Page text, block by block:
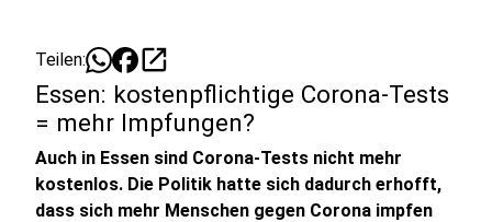
Teilen: open_in_new
Essen: kostenpflichtige Corona-Tests
= mehr Impfungen?
Auch in Essen sind Corona-Tests nicht mehr
kostenlos. Die Politik hatte sich dadurch erhofft,
dass sich mehr Menschen gegen Corona impfen